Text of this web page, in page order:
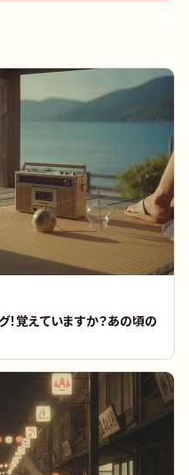
覚えていますか？あの頃の